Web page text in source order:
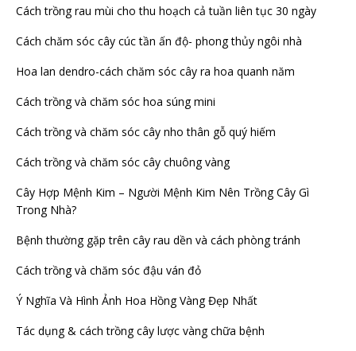
Cách trồng rau mùi cho thu hoạch cả tuần liên tục 30 ngày
Cách chăm sóc cây cúc tần ấn độ- phong thủy ngôi nhà
Hoa lan dendro-cách chăm sóc cây ra hoa quanh năm
Cách trồng và chăm sóc hoa súng mini
Cách trồng và chăm sóc cây nho thân gỗ quý hiếm
Cách trồng và chăm sóc cây chuông vàng
Cây Hợp Mệnh Kim – Người Mệnh Kim Nên Trồng Cây Gì
Trong Nhà?
Bệnh thường gặp trên cây rau dền và cách phòng tránh
Cách trồng và chăm sóc đậu ván đỏ
Ý Nghĩa Và Hình Ảnh Hoa Hồng Vàng Đẹp Nhất
Tác dụng & cách trồng cây lược vàng chữa bệnh